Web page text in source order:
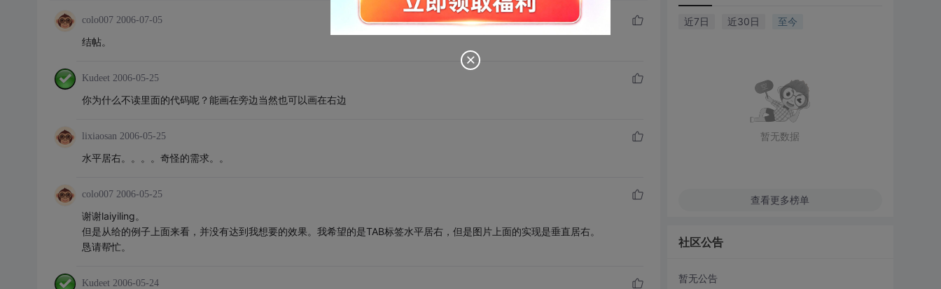
colo007 2006-07-05
结帖。
Kudeet 2006-05-25
你为什么不读里面的代码呢？能画在旁边当然也可以画在右边
lixiaosan 2006-05-25
水平居右。。。。奇怪的需求。。
colo007 2006-05-25
谢谢laiyiling。
但是从给的例子上面来看，并没有达到我想要的效果。我希望的是TAB标签水平居右，但是图片上面的实现是垂直居右。
恳请帮忙。
Kudeet 2006-05-24
近7日 近30日 至今
暂无数据
查看更多榜单
社区公告
暂无公告